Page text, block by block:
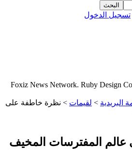
تسجيل الدخول
© 2022 Foxiz News Network. Ruby Design
البريدية > لقيمات > نظرة خاطفة على
المفترسات المخيف